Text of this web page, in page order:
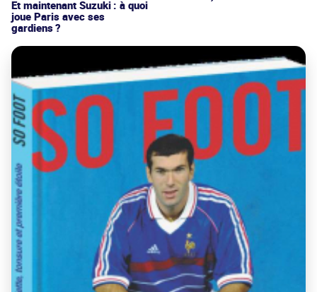
Et maintenant Suzuki : à quoi
joue Paris avec ses
gardiens ?